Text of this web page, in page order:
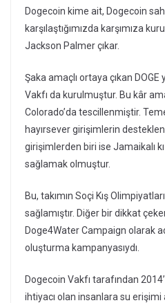
Dogecoin kime ait, Dogecoin
karşılaştığımızda karşımıza
Jackson Palmer çıkar.
Şaka amaçlı ortaya çıkan
Vakfı da kurulmuştur. Bu kâr
Colorado’da tescillenmiştir.
hayırsever girişimlerin
girişimlerden biri ise Jamaikalı
sağlamak olmuştur.
Bu, takımın Soçi Kış
sağlamıştır. Diğer bir dikkat
Doge4Water Campaign olarak
oluşturma kampanyasıydı.
Dogecoin Vakfı tarafından
ihtiyacı olan insanlara su erişimi